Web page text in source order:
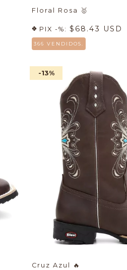
Floral Rosa 🥇
PIX -%:$68.43 USD
366 VENDIDOS.
-13%
Cruz Azul 🔥